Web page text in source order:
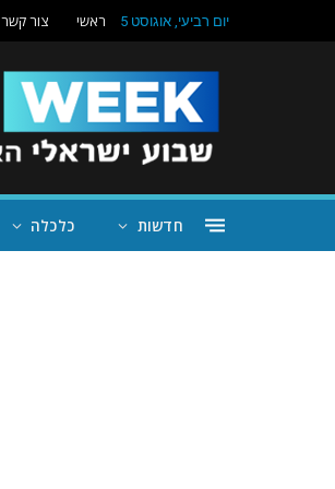
יום רביעי, אוגוסט 5 ראשי צור קשר
חדשות כלכלה